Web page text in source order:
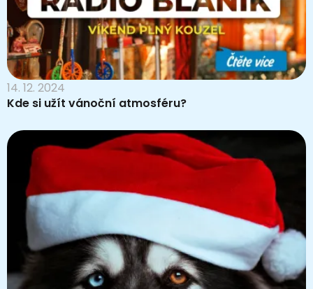
14. 12. 2024
Kde si užít vánoční atmosféru?